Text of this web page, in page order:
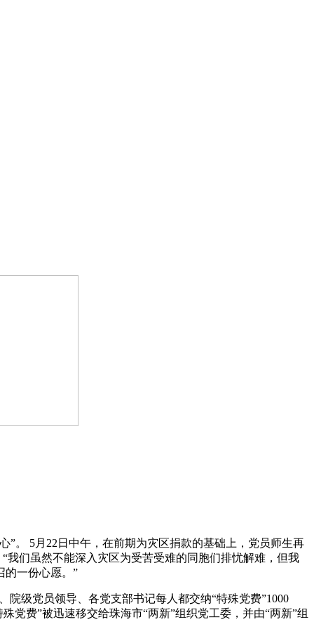
。 5月22日中午，在前期为灾区捐款的基础上，党员师生再
我们虽然不能深入灾区为受苦受难的同胞们排忧解难，但我
的一份心愿。”
级党员领导、各党支部书记每人都交纳“特殊党费”1000
党费”被迅速移交给珠海市“两新”组织党工委，并由“两新”组